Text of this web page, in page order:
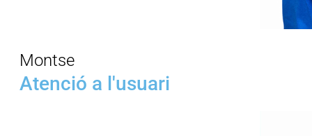
Montse
Atenció a l'usuari